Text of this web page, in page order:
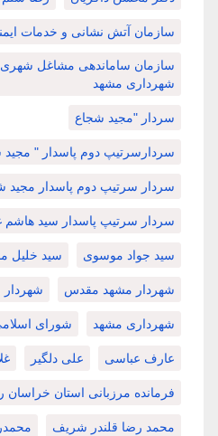
سازمان آتش نشانی و خدمات
سازمان ساماندهی مشاغل شهری
شهرداری مشهد
سردار "مجید شجاع
سردارسرتیپ دوم پاسدار "
سردار سرتیپ دوم پاسدار مجید
سردار سرتیپ پاسدار سید هاشم
سید جواد موسوی سید خلیل
شهردار مشهد مقدس
شهرداری مشهد شورای
عارف عباسی علی دلگیر
فرمانده مرزبانی استان
محمد رضا قلندر شریف